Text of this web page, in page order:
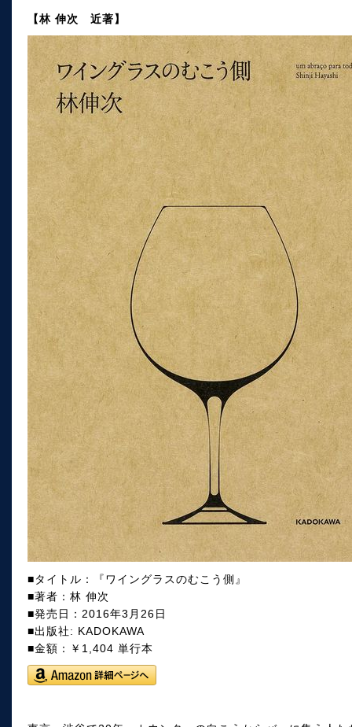
【林 伸次 近著】
■タイトル：『ワイングラスのむこう側』
■著者：林 伸次
■発売日：2016年3月26日
■出版社: KADOKAWA
■金額：￥1,404 単行本